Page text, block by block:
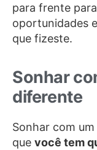
para frente
oportunidades
que fizeste.
Sonhar
diferente
Sonhar com
que você tem